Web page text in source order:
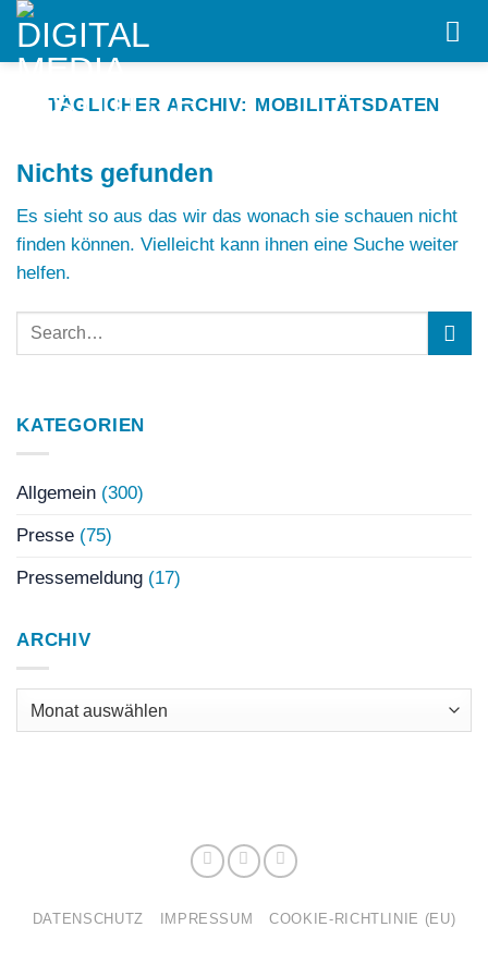
Skip
content
TÄGLICHER ARCHIV: MOBILITÄTSDATEN
Nichts gefunden
Es sieht so aus das wir das wonach sie schauen nicht
finden können. Vielleicht kann ihnen eine Suche weiter
helfen.
KATEGORIEN
Allgemein (300)
Presse (75)
Pressemeldung (17)
ARCHIV
Archiv
DATENSCHUTZ IMPRESSUM COOKIE-RICHTLINIE (EU)